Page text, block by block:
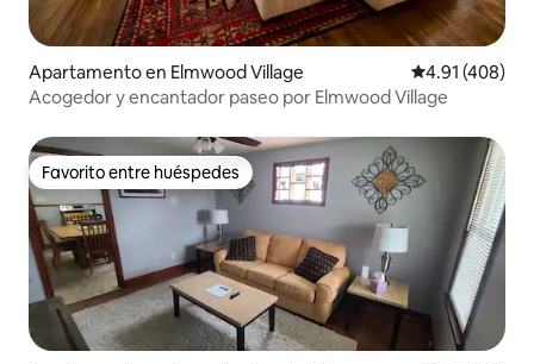
Apartamento en Elmwood Village Calificación
4.91 (408)
Acogedor y encantador paseo por Elmwood Village
Favorito entre huéspedes
Favorito entre huéspedes